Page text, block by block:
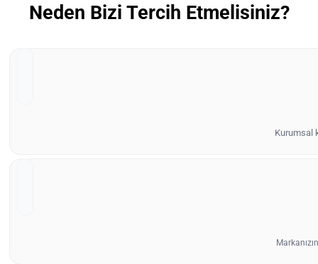
Neden Bizi Tercih Etmelisiniz?
Kurumsal